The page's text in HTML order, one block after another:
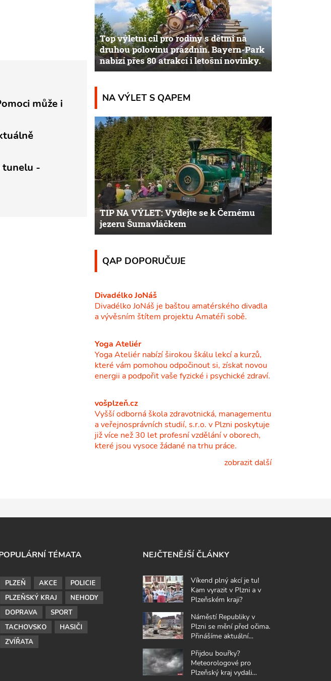
může i
tunelu -
Top výletní cíl pro rodiny s dětmi na
druhou polovinu prázdnin. Bayern-Park
nabízí přes 80 atrakcí i letošní novinky.
NA VÝLET S QAPEM
TIP NA VÝLET: Vydejte se k Černému
jezeru Šumavláčkem
QAP DOPORUČUJE
Divadélko JoNáš
Divadélko JoNáš je baštou amatérského divadla
a vývěsním štítem projektu Amatéři sobě.
Yoga Ateliér
Yoga Ateliér nabízí širokou škálu lekcí a kurzů,
které vám pomohou odpočinout si, získat novou
energii a podpořit vaše fyzické i psychické zdraví.
vošplzeň.cz
Vyšší odborná škola zdravotnická, managementu
a veřejnosprávních studií, s.r.o. v Plzni poskytuje
již více než 30 let profesní vzdělání v oborech,
které jsou vysoce žádané na trhu práce.
zobrazit další
TÉMATA
PLZEŇ AKCE
POLICIE
PLZEŇSKÝ KRAJ
NEHODY
DOPRAVA
SPORT
TACHOVSKO
HASIČI
ZVÍŘATA
NEJČTENĚJŠÍ ČLÁNKY
Víkend plný akcí je tu!
Kam vyrazit v Plzni a v
Plzeňském kraji?
Náměstí Republiky v
Plzni se mění před očima.
Přinášíme aktuální
Přijdou bouřky?
Meteorologové pro
Plzeňský kraj vydali